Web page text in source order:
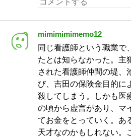
mimimimimemo12
同じ看護師という職業で
たとは知らなかった。主
された看護師仲間の堤、
び、吉田の保険金目的に
殺してしまう。しかも医
の頃から虚言があり、マ
てお金をとっていく。あ
天才なのかもしれない。